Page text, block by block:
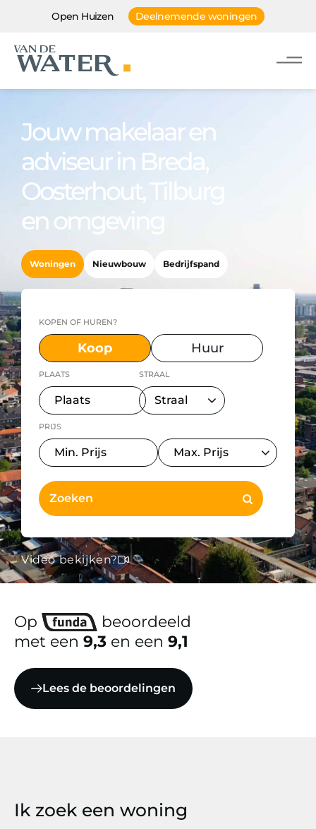
Open Huizen Deelnemende woningen
Jouw makelaar en
adviseur in Breda,
Oosterhout, Tilburg
en omgeving
Woningen Nieuwbouw Bedrijfspand
KOPEN OF HUREN?
Koop Huur
PLAATS STRAAL
PRIJS
Video bekijken?
Op
beoordeeld
met een 9,3 en een 9,1
Lees de beoordelingen
Ik zoek een woning